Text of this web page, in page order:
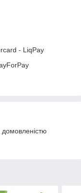
- LiqPay